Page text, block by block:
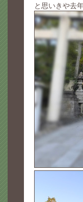
と思いきや去